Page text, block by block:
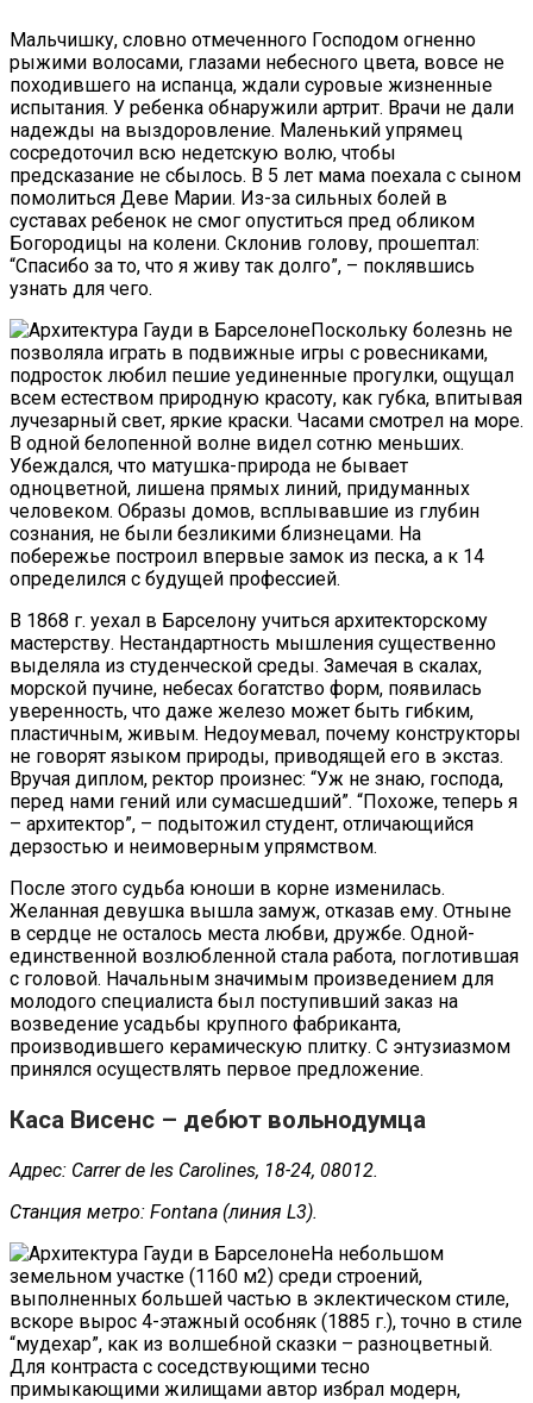
Мальчишку, словно отмеченного Господом огненно
рыжими волосами, глазами небесного цвета, вовсе не
походившего на испанца, ждали суровые жизненные
испытания. У ребенка обнаружили артрит. Врачи не дали
надежды на выздоровление. Маленький упрямец
сосредоточил всю недетскую волю, чтобы
предсказание не сбылось. В 5 лет мама поехала с сыном
помолиться Деве Марии. Из-за сильных болей в
суставах ребенок не смог опуститься пред обликом
Богородицы на колени. Склонив голову, прошептал:
“Спасибо за то, что я живу так долго”, – поклявшись
узнать для чего.
Поскольку болезнь не
позволяла играть в подвижные игры с ровесниками,
подросток любил пешие уединенные прогулки, ощущал
всем естеством природную красоту, как губка, впитывая
лучезарный свет, яркие краски. Часами смотрел на море.
В одной белопенной волне видел сотню меньших.
Убеждался, что матушка-природа не бывает
одноцветной, лишена прямых линий, придуманных
человеком. Образы домов, всплывавшие из глубин
сознания, не были безликими близнецами. На
побережье построил впервые замок из песка, а к 14
определился с будущей профессией.
В 1868 г. уехал в Барселону учиться архитекторскому
мастерству. Нестандартность мышления существенно
выделяла из студенческой среды. Замечая в скалах,
морской пучине, небесах богатство форм, появилась
уверенность, что даже железо может быть гибким,
пластичным, живым. Недоумевал, почему конструкторы
не говорят языком природы, приводящей его в экстаз.
Вручая диплом, ректор произнес: “Уж не знаю, господа,
перед нами гений или сумасшедший”. “Похоже, теперь я
– архитектор”, – подытожил студент, отличающийся
дерзостью и неимоверным упрямством.
После этого судьба юноши в корне изменилась.
Желанная девушка вышла замуж, отказав ему. Отныне
в сердце не осталось места любви, дружбе. Одной-
единственной возлюбленной стала работа, поглотившая
с головой. Начальным значимым произведением для
молодого специалиста был поступивший заказ на
возведение усадьбы крупного фабриканта,
производившего керамическую плитку. С энтузиазмом
принялся осуществлять первое предложение.
Каса Висенс – дебют вольнодумца
Адрес: Carrer de les Carolines, 18-24, 08012.
Станция метро: Fontana (линия L3).
На небольшом
земельном участке (1160 м2) среди строений,
выполненных большей частью в эклектическом стиле,
вскоре вырос 4-этажный особняк (1885 г.), точно в стиле
“мудехар”, как из волшебной сказки – разноцветный.
Для контраста с соседствующими тесно
примыкающими жилищами автор избрал модерн,